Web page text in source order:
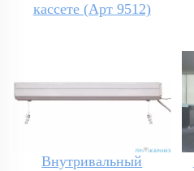
кассете (Арт 9512)
Внутривальный